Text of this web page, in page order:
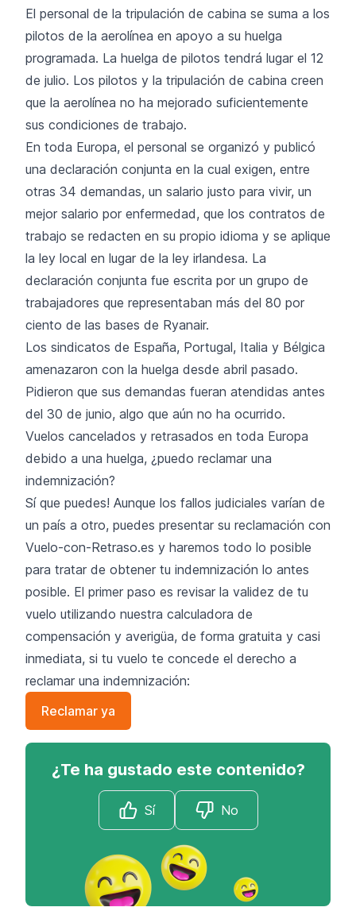
El personal de la tripulación de cabina se suma a los
pilotos de la aerolínea en apoyo a su huelga
programada. La huelga de pilotos tendrá lugar el 12
de julio. Los pilotos y la tripulación de cabina creen
que la aerolínea no ha mejorado suficientemente
sus condiciones de trabajo.
En toda Europa, el personal se organizó y publicó
una declaración conjunta en la cual exigen, entre
otras 34 demandas, un salario justo para vivir, un
mejor salario por enfermedad, que los contratos de
trabajo se redacten en su propio idioma y se aplique
la ley local en lugar de la ley irlandesa. La
declaración conjunta fue escrita por un grupo de
trabajadores que representaban más del 80 por
ciento de las bases de Ryanair.
Los sindicatos de España, Portugal, Italia y Bélgica
amenazaron con la huelga desde abril pasado.
Pidieron que sus demandas fueran atendidas antes
del 30 de junio, algo que aún no ha ocurrido.
Vuelos cancelados y retrasados en toda Europa
debido a una huelga, ¿puedo reclamar una
indemnización?
Sí que puedes! Aunque los fallos judiciales varían de
un país a otro, puedes presentar su reclamación con
Vuelo-con-Retraso.es y haremos todo lo posible
para tratar de obtener tu indemnización lo antes
posible. El primer paso es revisar la validez de tu
vuelo utilizando nuestra calculadora de
compensación y averigüa, de forma gratuita y casi
inmediata, si tu vuelo te concede el derecho a
reclamar una indemnización:
Reclamar ya
¿Te ha gustado este contenido?
Sí No